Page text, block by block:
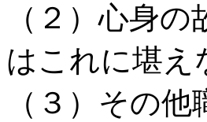
（２）心身
はこれに堪え
（３）その